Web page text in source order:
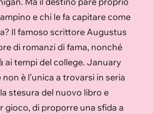
e chi le fa capitare come
Il famoso scrittore Augustus
di romanzi di fama, nonché
ai tempi del college. January
è l’unica a trovarsi in seria
stesura del nuovo libro e
gioco, di proporre una sfida a